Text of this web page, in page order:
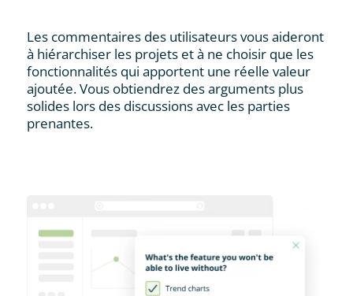
Les commentaires des utilisateurs vous aideront
à hiérarchiser les projets et à ne choisir que les
fonctionnalités qui apportent une réelle valeur
ajoutée. Vous obtiendrez des arguments plus
solides lors des discussions avec les parties
prenantes.